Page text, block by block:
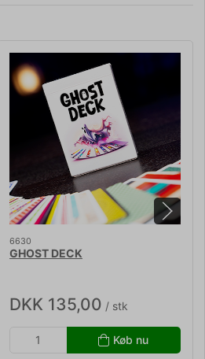
6630
GHOST DECK
DKK 135,00 / stk
Køb nu